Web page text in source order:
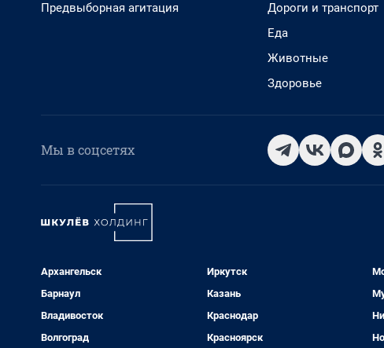
Предвыборная агитация
Дороги и транспорт
Еда
Животные
Здоровье
Мы в соцсетях
Архангельск
Барнаул
Владивосток
Волгоград
Иркутск
Казань
Краснодар
Красноярск